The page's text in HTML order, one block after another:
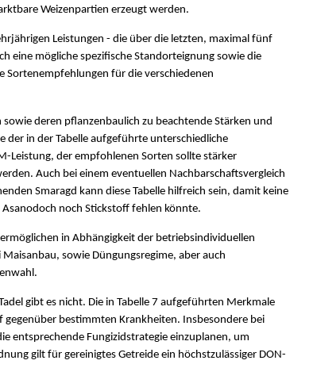
Weizenpartien erzeugt werden.
Leistungen - die über die letzten, maximal fünf
eine mögliche spezifische Standorteignung sowie die
Sortenempfehlungen für die verschiedenen
deren pflanzenbaulich zu beachtende Stärken und
der in der Tabelle aufgeführte unterschiedliche
Leistung, der empfohlenen Sorten sollte stärker
Auch bei einem eventuellen Nachbarschaftsvergleich
Smaragd kann diese Tabelle hilfreich sein, damit keine
noch Stickstoff fehlen könnte.
in Abhängigkeit der betriebsindividuellen
sowie Düngungsregime, aber auch
gibt es nicht. Die in Tabelle 7 aufgeführten Merkmale
bestimmten Krankheiten. Insbesondere bei
entsprechende Fungizidstrategie einzuplanen, um
gilt für gereinigtes Getreide ein höchstzulässiger DON-